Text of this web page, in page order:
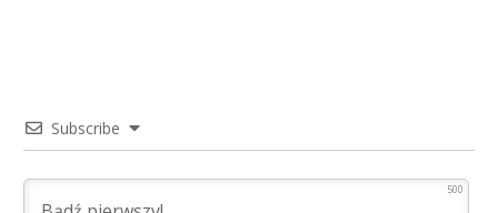
Subscribe
500